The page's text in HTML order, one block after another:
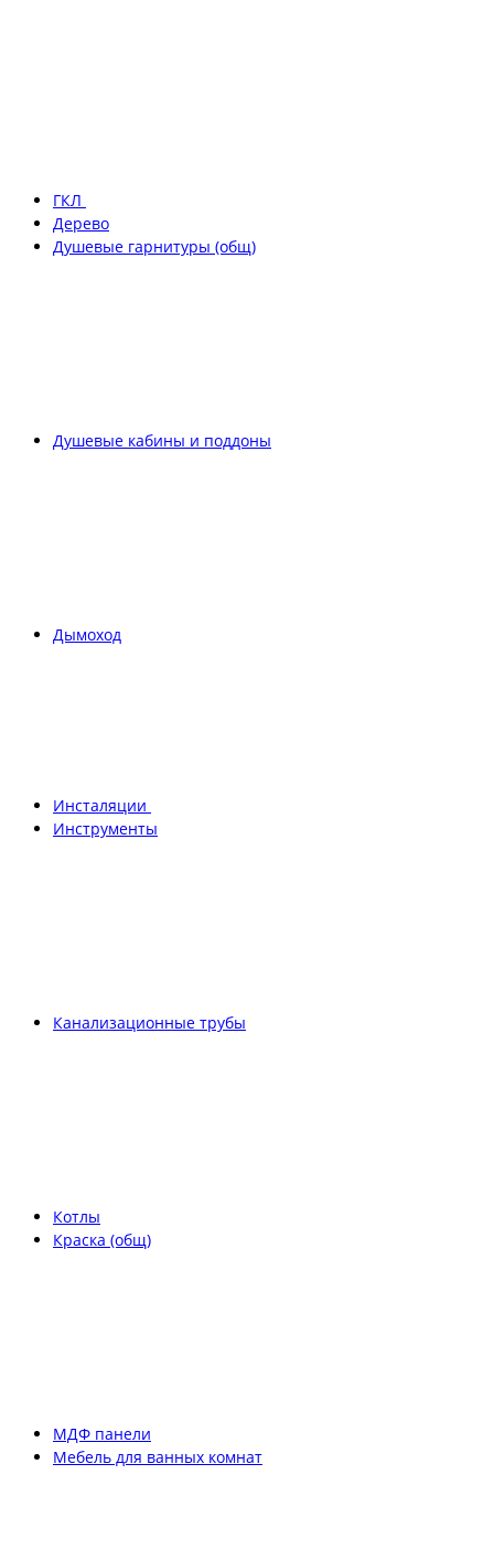
ГКЛ
Дерево
Душевые гарнитуры (общ)
Душевые кабины и поддоны
Дымоход
Инсталяции
Инструменты
Канализационные трубы
Котлы
Краска (общ)
МДФ панели
Мебель для ванных комнат